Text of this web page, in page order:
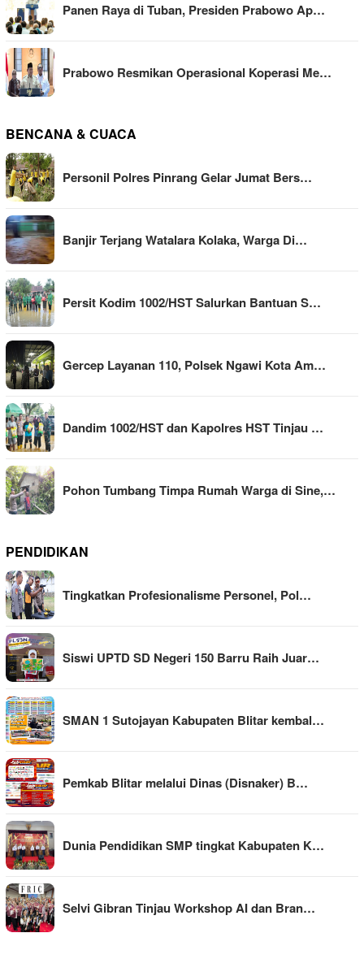
Panen Raya di Tuban, Presiden Prabowo Ap…
Prabowo Resmikan Operasional Koperasi Me…
BENCANA & CUACA
Personil Polres Pinrang Gelar Jumat Bers…
Banjir Terjang Watalara Kolaka, Warga Di…
Persit Kodim 1002/HST Salurkan Bantuan S…
Gercep Layanan 110, Polsek Ngawi Kota Am…
Dandim 1002/HST dan Kapolres HST Tinjau …
Pohon Tumbang Timpa Rumah Warga di Sine,…
PENDIDIKAN
Tingkatkan Profesionalisme Personel, Pol…
Siswi UPTD SD Negeri 150 Barru Raih Juar…
SMAN 1 Sutojayan Kabupaten Blitar kembal…
Pemkab Blitar melalui Dinas (Disnaker) B…
Dunia Pendidikan SMP tingkat Kabupaten K…
Selvi Gibran Tinjau Workshop AI dan Bran…